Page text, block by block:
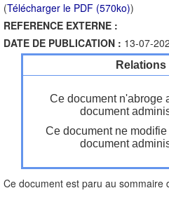
(Télécharger le PDF (570ko))
REFERENCE EXTERNE :
DATE DE PUBLICATION : 13-07-
Ce document n'abroge
document
Ce document ne
document
Ce document est paru au sommaire